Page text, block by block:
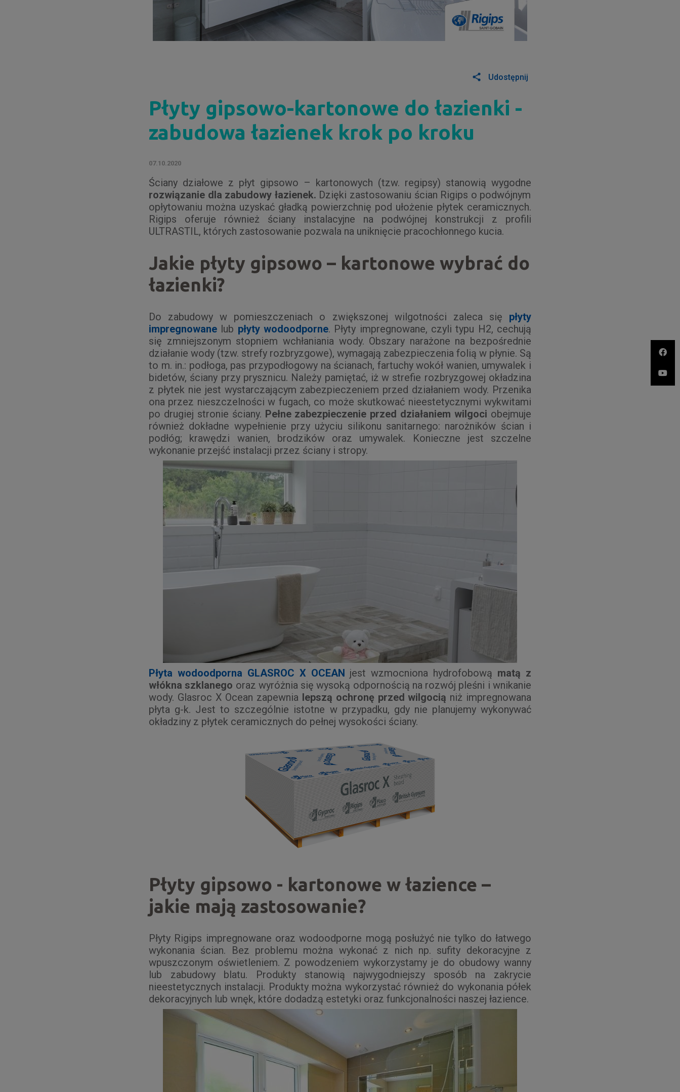
Udostępnij
Płyty gipsowo-kartonowe do łazienki -
zabudowa łazienek krok po kroku
07.10.2020
Ściany działowe z płyt gipsowo – kartonowych (tzw. regipsy) stanowią wygodne
rozwiązanie dla zabudowy łazienek. Dzięki zastosowaniu ścian Rigips o podwójnym
opłytowaniu można uzyskać gładką powierzchnię pod ułożenie płytek ceramicznych.
Rigips oferuje również ściany instalacyjne na podwójnej konstrukcji z profili
ULTRASTIL, których zastosowanie pozwala na uniknięcie pracochłonnego kucia.
Jakie płyty gipsowo – kartonowe wybrać do
łazienki?
Do zabudowy w pomieszczeniach o zwiększonej wilgotności zaleca się płyty
impregnowane lub płyty wodoodporne. Płyty impregnowane, czyli typu H2, cechują
się zmniejszonym stopniem wchłaniania wody. Obszary narażone na bezpośrednie
działanie wody (tzw. strefy rozbryzgowe), wymagają zabezpieczenia folią w płynie. Są
to m. in.: podłoga, pas przypodłogowy na ścianach, fartuchy wokół wanien, umywalek i
bidetów, ściany przy prysznicu. Należy pamiętać, iż w strefie rozbryzgowej okładzina
z płytek nie jest wystarczającym zabezpieczeniem przed działaniem wody. Przenika
ona przez nieszczelności w fugach, co może skutkować nieestetycznymi wykwitami
po drugiej stronie ściany. Pełne zabezpieczenie przed działaniem wilgoci obejmuje
również dokładne wypełnienie przy użyciu silikonu sanitarnego: narożników ścian i
podłóg; krawędzi wanien, brodzików oraz umywalek. Konieczne jest szczelne
wykonanie przejść instalacji przez ściany i stropy.
Płyta wodoodporna GLASROC X OCEAN jest wzmocniona hydrofobową matą z
włókna szklanego oraz wyróżnia się wysoką odpornością na rozwój pleśni i wnikanie
wody. Glasroc X Ocean zapewnia lepszą ochronę przed wilgocią niż impregnowana
płyta g-k. Jest to szczególnie istotne w przypadku, gdy nie planujemy wykonywać
okładziny z płytek ceramicznych do pełnej wysokości ściany.
Płyty gipsowo - kartonowe w łazience –
jakie mają zastosowanie?
Płyty Rigips impregnowane oraz wodoodporne mogą posłużyć nie tylko do łatwego
wykonania ścian. Bez problemu można wykonać z nich np. sufity dekoracyjne z
wpuszczonym oświetleniem. Z powodzeniem wykorzystamy je do obudowy wanny
lub zabudowy blatu. Produkty stanowią najwygodniejszy sposób na zakrycie
nieestetycznych instalacji. Produkty można wykorzystać również do wykonania półek
dekoracyjnych lub wnęk, które dodadzą estetyki oraz funkcjonalności naszej łazience.